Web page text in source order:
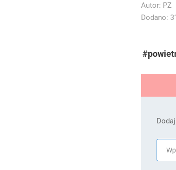
Autor: PZ
Dodano: